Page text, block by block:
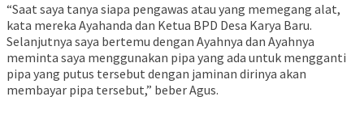
“Saat saya tanya siapa pengawas atau yang memegang alat,
kata mereka Ayahanda dan Ketua BPD Desa Karya Baru.
Selanjutnya saya bertemu dengan Ayahnya dan Ayahnya
meminta saya menggunakan pipa yang ada untuk mengganti
pipa yang putus tersebut dengan jaminan dirinya akan
membayar pipa tersebut,” beber Agus.